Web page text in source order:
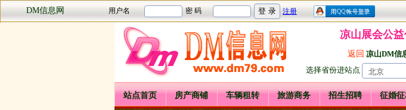
DM信息网
凉山展会公
返回 凉山DM信
选择省份进站点
站点首页 房产商铺 车辆租转 旅游商务 招生招聘 征婚